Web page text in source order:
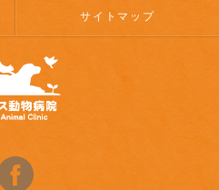
サイトマップ